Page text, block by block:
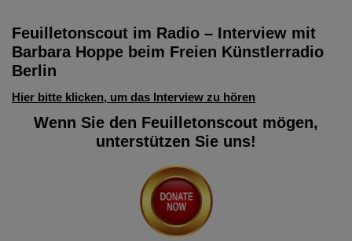
Feuilletonscout im Radio – Interview mit
Barbara Hoppe beim Freien Künstlerradio
Berlin
Hier bitte klicken, um das Interview zu hören
Wenn Sie den Feuilletonscout mögen,
unterstützen Sie uns!